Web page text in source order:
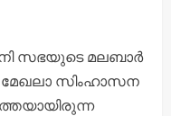
സഭയുടെ മലബാർ
മേഖലാ സിംഹാസന